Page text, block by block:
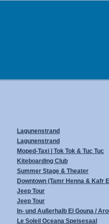
Lagunenstrand
Lagunenstrand
Moped-Taxi | Tok Tok & Tuc Tuc
Kiteboarding Club
Summer Stage & Theater
Downtown (Tamr Henna & Kafr
Jeep Tour
Jeep Tour
In- und Außerhalb El Gouna /
Le Soleil Oceana Speisesaal